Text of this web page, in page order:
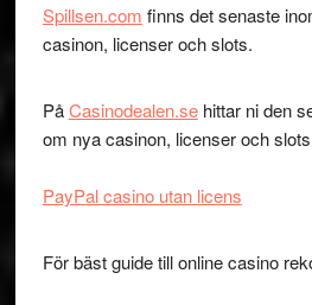
Spillsen.com finns det senaste
casinon, licenser och slots.
PåCasinodealen.sehittar ni den
om nya casinon, licenser och
PayPal casino utan licens
För bäst guide till online casino